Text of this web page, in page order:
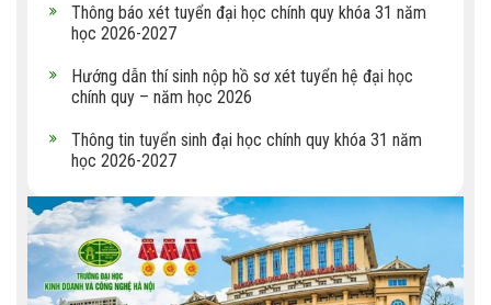
Thông báo xét tuyển đại học chính quy khóa 31 năm
học 2026-2027
Hướng dẫn thí sinh nộp hồ sơ xét tuyển hệ đại học
chính quy – năm học 2026
Thông tin tuyển sinh đại học chính quy khóa 31 năm
học 2026-2027